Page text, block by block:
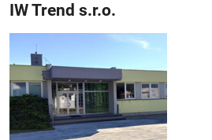
IW Trend s.r.o.